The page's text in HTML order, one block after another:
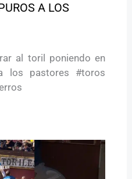
A LOS
al toril poniendo en
los pastores #toros